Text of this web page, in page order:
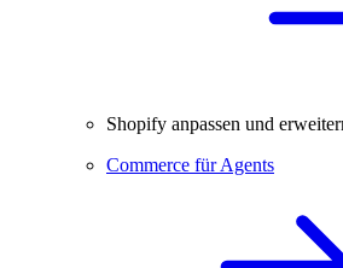
Shopify anpassen und
Commerce für Agents